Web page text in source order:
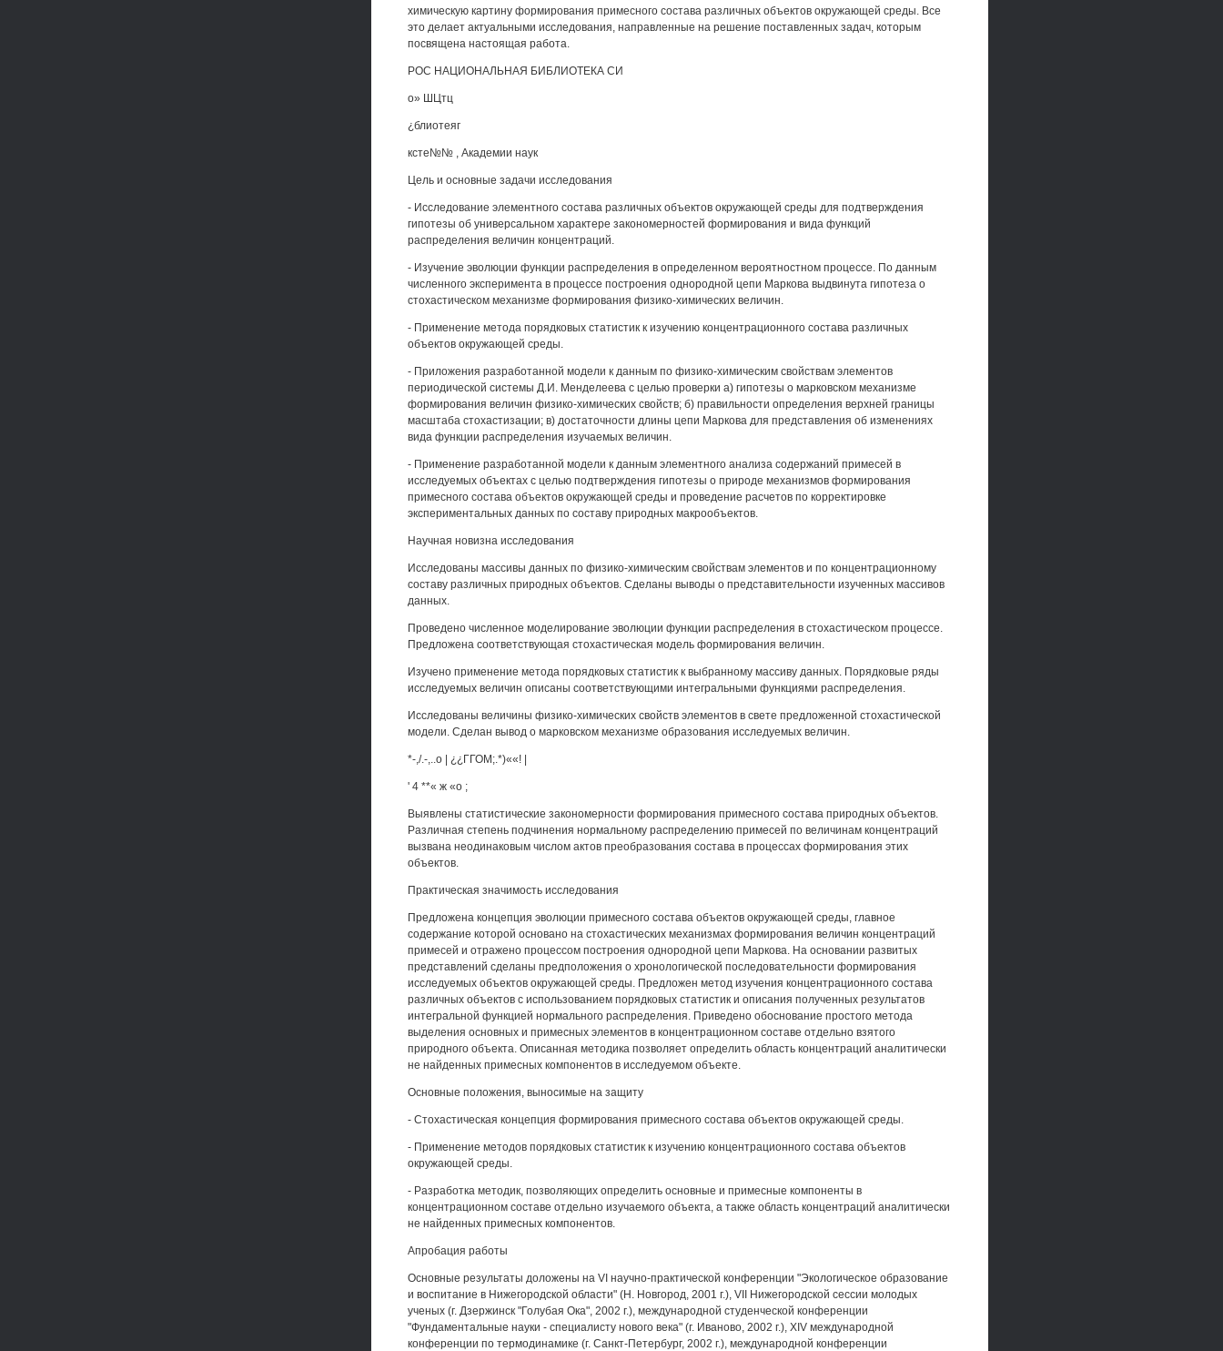
химическую картину формирования примесного состава различных объектов окружающей среды. Все
это делает актуальными исследования, направленные на решение поставленных задач, которым
посвящена настоящая работа.
РОС НАЦИОНАЛЬНАЯ БИБЛИОТЕКА СИ
о» ШЦтц
¿блиотеяг
ксте№№ , Академии наук
Цель и основные задачи исследования
- Исследование элементного состава различных объектов окружающей среды для подтверждения
гипотезы об универсальном характере закономерностей формирования и вида функций
распределения величин концентраций.
- Изучение эволюции функции распределения в определенном вероятностном процессе. По данным
численного эксперимента в процессе построения однородной цепи Маркова выдвинута гипотеза о
стохастическом механизме формирования физико-химических величин.
- Применение метода порядковых статистик к изучению концентрационного состава различных
объектов окружающей среды.
- Приложения разработанной модели к данным по физико-химическим свойствам элементов
периодической системы Д.И. Менделеева с целью проверки а) гипотезы о марковском механизме
формирования величин физико-химических свойств; б) правильности определения верхней границы
масштаба стохастизации; в) достаточности длины цепи Маркова для представления об изменениях
вида функции распределения изучаемых величин.
- Применение разработанной модели к данным элементного анализа содержаний примесей в
исследуемых объектах с целью подтверждения гипотезы о природе механизмов формирования
примесного состава объектов окружающей среды и проведение расчетов по корректировке
экспериментальных данных по составу природных макрообъектов.
Научная новизна исследования
Исследованы массивы данных по физико-химическим свойствам элементов и по концентрационному
составу различных природных объектов. Сделаны выводы о представительности изученных массивов
данных.
Проведено численное моделирование эволюции функции распределения в стохастическом процессе.
Предложена соответствующая стохастическая модель формирования величин.
Изучено применение метода порядковых статистик к выбранному массиву данных. Порядковые ряды
исследуемых величин описаны соответствующими интегральными функциями распределения.
Исследованы величины физико-химических свойств элементов в свете предложенной стохастической
модели. Сделан вывод о марковском механизме образования исследуемых величин.
*-,/.-,..о | ¿¿ГГОМ;.*)««! |
' 4 **« ж «о ;
Выявлены статистические закономерности формирования примесного состава природных объектов.
Различная степень подчинения нормальному распределению примесей по величинам концентраций
вызвана неодинаковым числом актов преобразования состава в процессах формирования этих
объектов.
Практическая значимость исследования
Предложена концепция эволюции примесного состава объектов окружающей среды, главное
содержание которой основано на стохастических механизмах формирования величин концентраций
примесей и отражено процессом построения однородной цепи Маркова. На основании развитых
представлений сделаны предположения о хронологической последовательности формирования
исследуемых объектов окружающей среды. Предложен метод изучения концентрационного состава
различных объектов с использованием порядковых статистик и описания полученных результатов
интегральной функцией нормального распределения. Приведено обоснование простого метода
выделения основных и примесных элементов в концентрационном составе отдельно взятого
природного объекта. Описанная методика позволяет определить область концентраций аналитически
не найденных примесных компонентов в исследуемом объекте.
Основные положения, выносимые на защиту
- Стохастическая концепция формирования примесного состава объектов окружающей среды.
- Применение методов порядковых статистик к изучению концентрационного состава объектов
окружающей среды.
- Разработка методик, позволяющих определить основные и примесные компоненты в
концентрационном составе отдельно изучаемого объекта, а также область концентраций аналитически
не найденных примесных компонентов.
Апробация работы
Основные результаты доложены на VI научно-практической конференции "Экологическое образование
и воспитание в Нижегородской области" (Н. Новгород, 2001 г.), VII Нижегородской сессии молодых
ученых (г. Дзержинск "Голубая Ока", 2002 г.), международной студенческой конференции
"Фундаментальные науки - специалисту нового века" (г. Иваново, 2002 г.), XIV международной
конференции по термодинамике (г. Санкт-Петербург, 2002 г.), международной конференции